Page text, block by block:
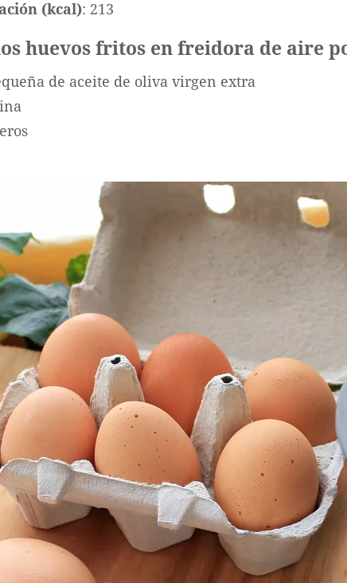
(kcal): 213
huevos fritos en freidora de aire
de aceite de oliva virgen extra